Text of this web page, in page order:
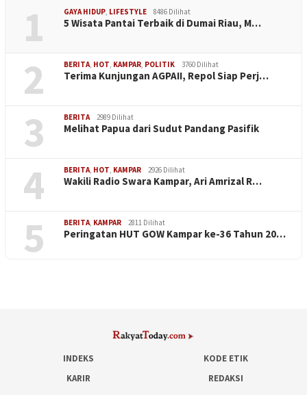
1 GAYA HIDUP, LIFESTYLE 8486 Dilihat
5 Wisata Pantai Terbaik di Dumai Riau, M…
2 BERITA, HOT, KAMPAR, POLITIK 3760 Dilihat
Terima Kunjungan AGPAII, Repol Siap Perj…
3 BERITA 2989 Dilihat
Melihat Papua dari Sudut Pandang Pasifik
4 BERITA, HOT, KAMPAR 2926 Dilihat
Wakili Radio Swara Kampar, Ari Amrizal R…
5 BERITA, KAMPAR 2811 Dilihat
Peringatan HUT GOW Kampar ke-36 Tahun 20…
INDEKS
KODE ETIK
KARIR
REDAKSI